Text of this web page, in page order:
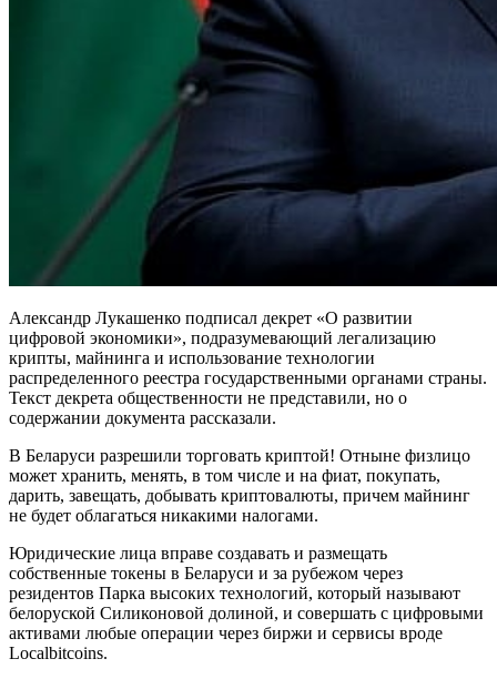
Александр Лукашенко подписал декрет «О развитии
цифровой экономики», подразумевающий легализацию
крипты, майнинга и использование технологии
распределенного реестра государственными органами страны.
Текст декрета общественности не представили, но о
содержании документа рассказали.
В Беларуси разрешили торговать криптой! Отныне физлицо
может хранить, менять, в том числе и на фиат, покупать,
дарить, завещать, добывать криптовалюты, причем майнинг
не будет облагаться никакими налогами.
Юридические лица вправе создавать и размещать
собственные токены в Беларуси и за рубежом через
резидентов Парка высоких технологий, который называют
белоруской Силиконовой долиной, и совершать с цифровыми
активами любые операции через биржи и сервисы вроде
Localbitcoins.